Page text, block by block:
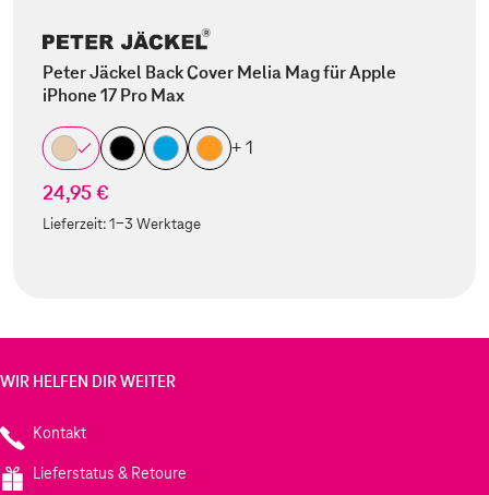
Peter Jäckel Back Cover Melia Mag für Apple
iPhone 17 Pro Max
+ 1
24,95 €
Lieferzeit:1-3 Werktage
WIR HELFEN DIR WEITER
Kontakt
Lieferstatus & Retoure